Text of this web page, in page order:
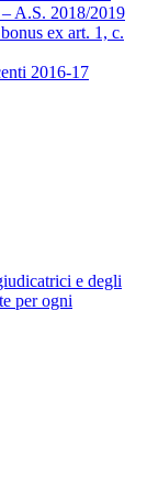
A.S. 2018/2019
ex art. 1, c.
2016-17
e degli
per ogni